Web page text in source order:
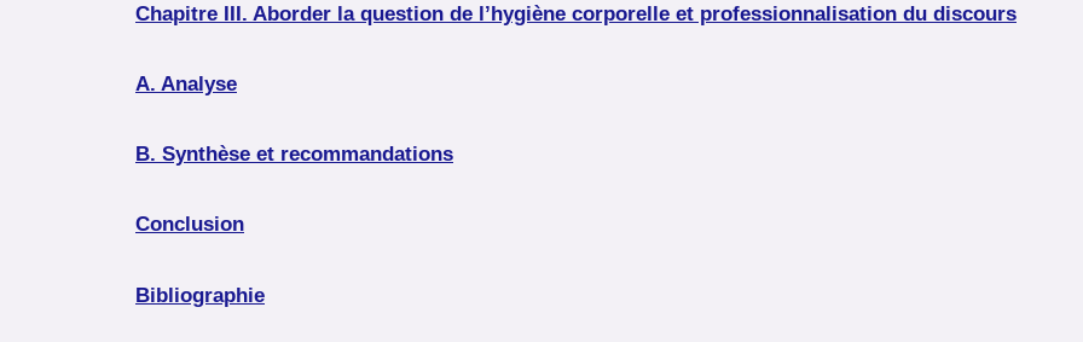
Chapitre III. Aborder la question de l’hygiène corporelle et professionnalisation du discours
A. Analyse
B. Synthèse et recommandations
Conclusion
Bibliographie